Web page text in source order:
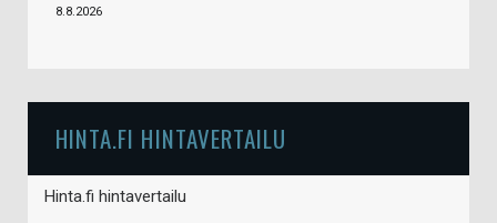
8.8.2026
HINTA.FI HINTAVERTAILU
Hinta.fi hintavertailu